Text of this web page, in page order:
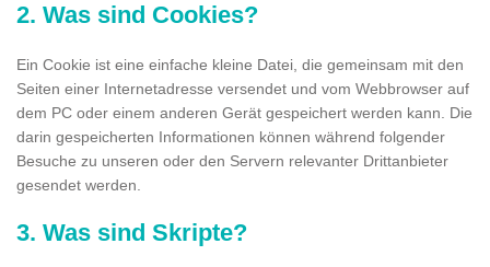
2. Was sind Cookies?
Ein Cookie ist eine einfache kleine Datei, die gemeinsam mit den
Seiten einer Internetadresse versendet und vom Webbrowser auf
dem PC oder einem anderen Gerät gespeichert werden kann. Die
darin gespeicherten Informationen können während folgender
Besuche zu unseren oder den Servern relevanter Drittanbieter
gesendet werden.
3. Was sind Skripte?